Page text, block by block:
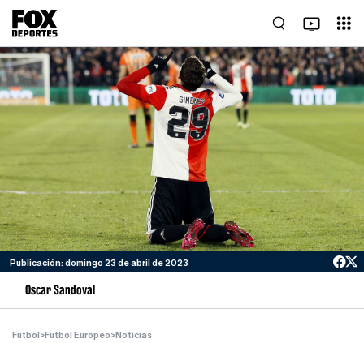
Publicación: domingo 23 de abril de 2023
Oscar Sandoval
Futbol >Futbol Europeo>Noticias